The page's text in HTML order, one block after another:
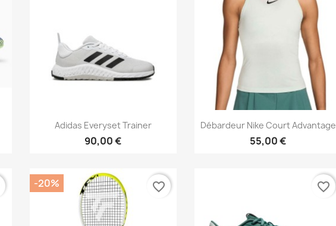
Aperçu rapide
Adidas Everyset Trainer
90,00 €
Aperçu rapide
Débardeur Nike Court Advantage
55,00 €
-20% favorite_border favorite_border